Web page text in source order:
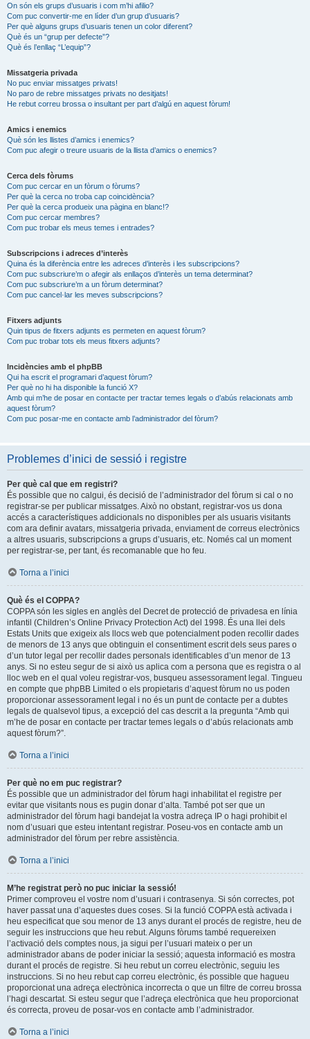
On són els grups d’usuaris i com m’hi afilio?
Com puc convertir-me en líder d’un grup d’usuaris?
Per què alguns grups d’usuaris tenen un color diferent?
Què és un “grup per defecte”?
Què és l’enllaç “L’equip”?
Missatgeria privada
No puc enviar missatges privats!
No paro de rebre missatges privats no desitjats!
He rebut correu brossa o insultant per part d’algú en aquest fòrum!
Amics i enemics
Què són les llistes d’amics i enemics?
Com puc afegir o treure usuaris de la llista d’amics o enemics?
Cerca dels fòrums
Com puc cercar en un fòrum o fòrums?
Per què la cerca no troba cap coincidència?
Per què la cerca produeix una pàgina en blanc!?
Com puc cercar membres?
Com puc trobar els meus temes i entrades?
Subscripcions i adreces d’interès
Quina és la diferència entre les adreces d’interès i les subscripcions?
Com puc subscriure’m o afegir als enllaços d’interès un tema determinat?
Com puc subscriure’m a un fòrum determinat?
Com puc cancel·lar les meves subscripcions?
Fitxers adjunts
Quin tipus de fitxers adjunts es permeten en aquest fòrum?
Com puc trobar tots els meus fitxers adjunts?
Incidències amb el phpBB
Qui ha escrit el programari d’aquest fòrum?
Per què no hi ha disponible la funció X?
Amb qui m’he de posar en contacte per tractar temes legals o d’abús relacionats amb
aquest fòrum?
Com puc posar-me en contacte amb l’administrador del fòrum?
Problemes d’inici de sessió i registre
Per què cal que em registri?
És possible que no calgui, és decisió de l’administrador del fòrum si cal o no
registrar-se per publicar missatges. Això no obstant, registrar-vos us dona
accés a característiques addicionals no disponibles per als usuaris visitants
com ara definir avatars, missatgeria privada, enviament de correus electrònics
a altres usuaris, subscripcions a grups d’usuaris, etc. Només cal un moment
per registrar-se, per tant, és recomanable que ho feu.
Torna a l’inici
Què és el COPPA?
COPPA són les sigles en anglès del Decret de protecció de privadesa en línia
infantil (Children’s Online Privacy Protection Act) del 1998. És una llei dels
Estats Units que exigeix als llocs web que potencialment poden recollir dades
de menors de 13 anys que obtinguin el consentiment escrit dels seus pares o
d’un tutor legal per recollir dades personals identificables d’un menor de 13
anys. Si no esteu segur de si això us aplica com a persona que es registra o al
lloc web en el qual voleu registrar-vos, busqueu assessorament legal. Tingueu
en compte que phpBB Limited o els propietaris d’aquest fòrum no us poden
proporcionar assessorament legal i no és un punt de contacte per a dubtes
legals de qualsevol tipus, a excepció del cas descrit a la pregunta “Amb qui
m’he de posar en contacte per tractar temes legals o d’abús relacionats amb
aquest fòrum?”.
Torna a l’inici
Per què no em puc registrar?
És possible que un administrador del fòrum hagi inhabilitat el registre per
evitar que visitants nous es pugin donar d’alta. També pot ser que un
administrador del fòrum hagi bandejat la vostra adreça IP o hagi prohibit el
nom d’usuari que esteu intentant registrar. Poseu-vos en contacte amb un
administrador del fòrum per rebre assistència.
Torna a l’inici
M’he registrat però no puc iniciar la sessió!
Primer comproveu el vostre nom d’usuari i contrasenya. Si són correctes, pot
haver passat una d’aquestes dues coses. Si la funció COPPA està activada i
heu especificat que sou menor de 13 anys durant el procés de registre, heu de
seguir les instruccions que heu rebut. Alguns fòrums també requereixen
l’activació dels comptes nous, ja sigui per l’usuari mateix o per un
administrador abans de poder iniciar la sessió; aquesta informació es mostra
durant el procés de registre. Si heu rebut un correu electrònic, seguiu les
instruccions. Si no heu rebut cap correu electrònic, és possible que hagueu
proporcionat una adreça electrònica incorrecta o que un filtre de correu brossa
l’hagi descartat. Si esteu segur que l’adreça electrònica que heu proporcionat
és correcta, proveu de posar-vos en contacte amb l’administrador.
Torna a l’inici